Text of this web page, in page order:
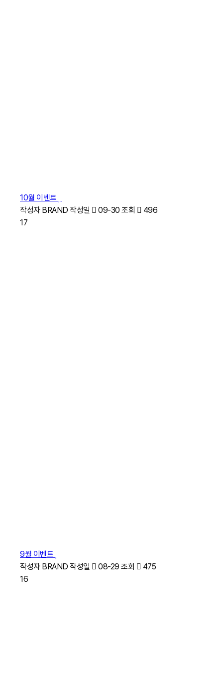
10월 이벤트
작성자 BRAND 작성일 09-30 조회
496
17
9월 이벤트
작성자 BRAND 작성일 08-29 조회
475
16